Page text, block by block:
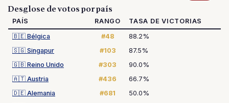
Desglose de votos por país
PAÍS RANGO
TASA DE VICTORIAS
🇧🇪 Bélgica #48
88.2%
🇸🇬 Singapur #103
87.5%
🇬🇧 Reino Unido #303
90.0%
🇦🇹 Austria #436
66.7%
🇩🇪 Alemania #681
50.0%